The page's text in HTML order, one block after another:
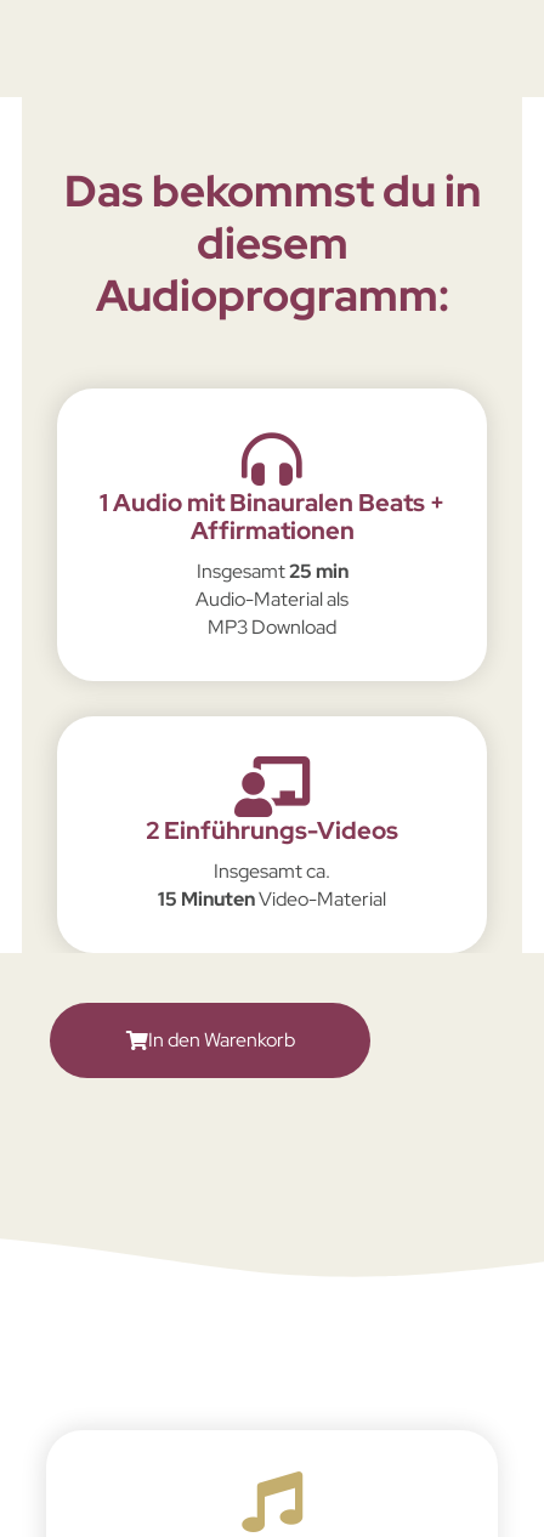
Das bekommst du in
diesem
Audioprogramm:
1 Audio mit Binauralen Beats +
Affirmationen
Insgesamt25 min
Audio-Material als
MP3 Download
2 Einführungs-Videos
Insgesamt ca.
15 MinutenVideo-Material
In den Warenkorb